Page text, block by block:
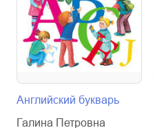
Английский букварь
Галина Петровна